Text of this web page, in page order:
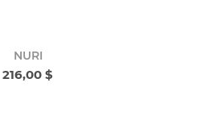
NURI
216,00 $